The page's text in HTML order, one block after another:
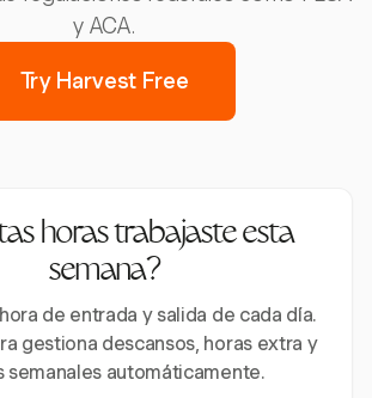
y ACA.
Try Harvest Free
horas trabajaste esta
semana?
de entrada y salida de cada día.
gestiona descansos, horas extra y
semanales automáticamente.